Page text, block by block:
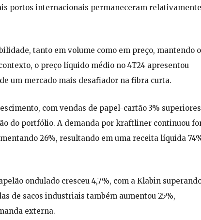
portos internacionais permaneceram relativamente
tanto em volume como em preço, mantendo o
o preço líquido médio no 4T24 apresentou
um mercado mais desafiador na fibra curta.
com vendas de papel-cartão 3%
do portfólio. A demanda por kraftliner continuou
26%, resultando em uma receita líquida
ondulado cresceu 4,7%, com a Klabin
de sacos industriais também aumentou 25%,
externa.